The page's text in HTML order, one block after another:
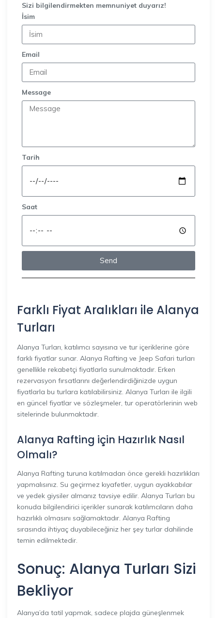
Sizi bilgilendirmekten memnuniyet duyarız!
İsim
Email
Message
Tarih
Saat
Send
Farklı Fiyat Aralıkları ile Alanya
Turları
Alanya Turları, katılımcı sayısına ve tur içeriklerine göre
farklı fiyatlar sunar. Alanya Rafting ve Jeep Safari turları
genellikle rekabetçi fiyatlarla sunulmaktadır. Erken
rezervasyon fırsatlarını değerlendirdiğinizde uygun
fiyatlarla bu turlara katılabilirsiniz. Alanya Turları ile ilgili
en güncel fiyatlar ve sözleşmeler, tur operatörlerinin web
sitelerinde bulunmaktadır.
Alanya Rafting için Hazırlık Nasıl
Olmalı?
Alanya Rafting turuna katılmadan önce gerekli hazırlıkları
yapmalısınız. Su geçirmez kıyafetler, uygun ayakkabılar
ve yedek giysiler almanız tavsiye edilir. Alanya Turları bu
konuda bilgilendirici içerikler sunarak katılımcıların daha
hazırlıklı olmasını sağlamaktadır. Alanya Rafting
sırasında ihtiyaç duyabileceğiniz her şey turlar dahilinde
temin edilmektedir.
Sonuç: Alanya Turları Sizi
Bekliyor
Alanya’da tatil yapmak, sadece plajda güneşlenmek